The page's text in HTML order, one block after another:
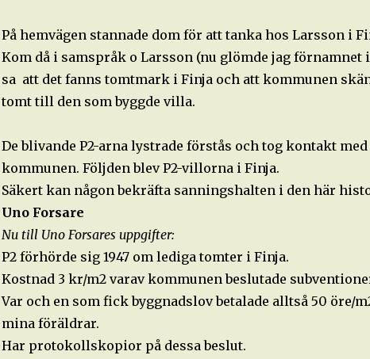
På hemvägen stannade dom för att tanka hos Larsson i
Kom då i samspråk o Larsson (nu glömde jag förnamnet
sa att det fanns tomtmark i Finja och att kommunen
tomt till den som byggde villa.
De blivande P2-arna lystrade förstås och tog kontakt med
kommunen. Följden blev P2-villorna i Finja.
Säkert kan någon bekräfta sanningshalten i den här
Uno Forsare
Nu till Uno Forsares uppgifter:
P2 förhörde sig 1947 om lediga tomter i Finja.
Kostnad 3 kr/m2 varav kommunen beslutade
Var och en som fick byggnadslov betalade alltså 50 öre/
mina föräldrar.
Har protokollskopior på dessa beslut.